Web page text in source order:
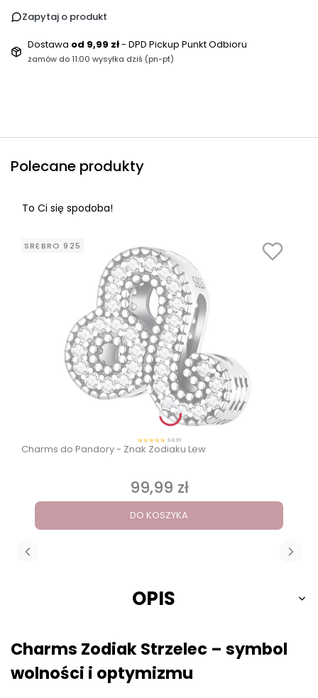
Zapytaj o produkt
Dostawa od 9,99 zł- DPD Pickup Punkt Odbioru
zamów do 11:00 wysyłka dziś (pn-pt)
Polecane produkty
To Ci się spodoba!
SREBRO 925
5.0 (1)
Charms do Pandory - Znak Zodiaku Lew
Cena
99,99 zł
DO KOSZYKA
OPIS
Charms Zodiak Strzelec – symbol
wolności i optymizmu